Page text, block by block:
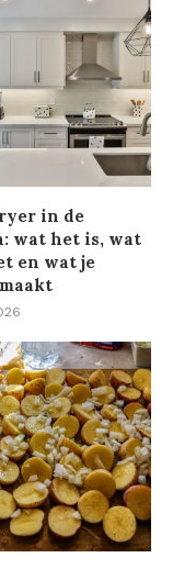
in de
wat het is, wat
en wat je